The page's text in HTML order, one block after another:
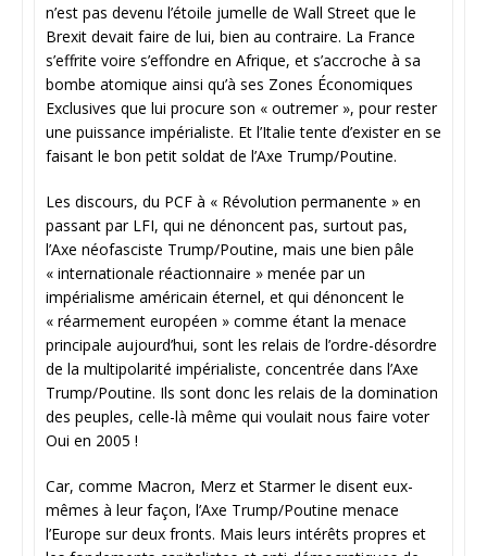
n’est pas devenu l’étoile jumelle de Wall Street que le
Brexit devait faire de lui, bien au contraire. La France
s’effrite voire s’effondre en Afrique, et s’accroche à sa
bombe atomique ainsi qu’à ses Zones Économiques
Exclusives que lui procure son « outremer », pour rester
une puissance impérialiste. Et l’Italie tente d’exister en se
faisant le bon petit soldat de l’Axe Trump/Poutine.
Les discours, du PCF à « Révolution permanente » en
passant par LFI, qui ne dénoncent pas, surtout pas,
l’Axe néofasciste Trump/Poutine, mais une bien pâle
« internationale réactionnaire » menée par un
impérialisme américain éternel, et qui dénoncent le
« réarmement européen » comme étant la menace
principale aujourd’hui, sont les relais de l’ordre-désordre
de la multipolarité impérialiste, concentrée dans l’Axe
Trump/Poutine. Ils sont donc les relais de la domination
des peuples, celle-là même qui voulait nous faire voter
Oui en 2005 !
Car, comme Macron, Merz et Starmer le disent eux-
mêmes à leur façon, l’Axe Trump/Poutine menace
l’Europe sur deux fronts. Mais leurs intérêts propres et